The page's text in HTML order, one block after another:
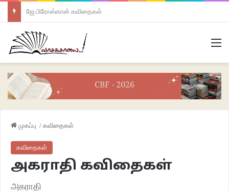
ஜே.பிரோஸ்கான் கவிதைகள்
முகப்பு / கவிதைகள்
கவிதைகள்
அகராதி கவிதைகள்
அகராதி